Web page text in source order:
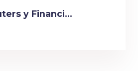
y Financi...